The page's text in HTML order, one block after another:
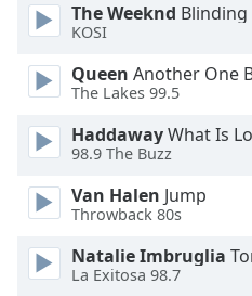
Area
Background
Opacity
Font
The Weeknd Blinding
KOSI
Queen Another One
The Lakes 99.5
HaddawayWhat Is
98.9 The Buzz
Van Halen Jump
Throwback 80s
Natalie Imbruglia
La Exitosa 98.7